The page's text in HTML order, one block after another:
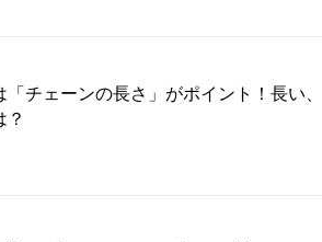
チェーンの長さ」がポイント！長い、